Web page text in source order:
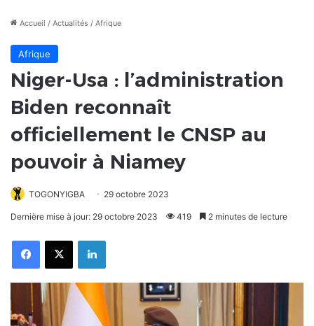
Accueil / Actualités / Afrique
Afrique
Niger-Usa : l’administration
Biden reconnaît
officiellement le CNSP au
pouvoir à Niamey
TOGONYIGBA 29 octobre 2023
Dernière mise à jour: 29 octobre 2023 419 2 minutes de lecture
FacebookX Linkedin